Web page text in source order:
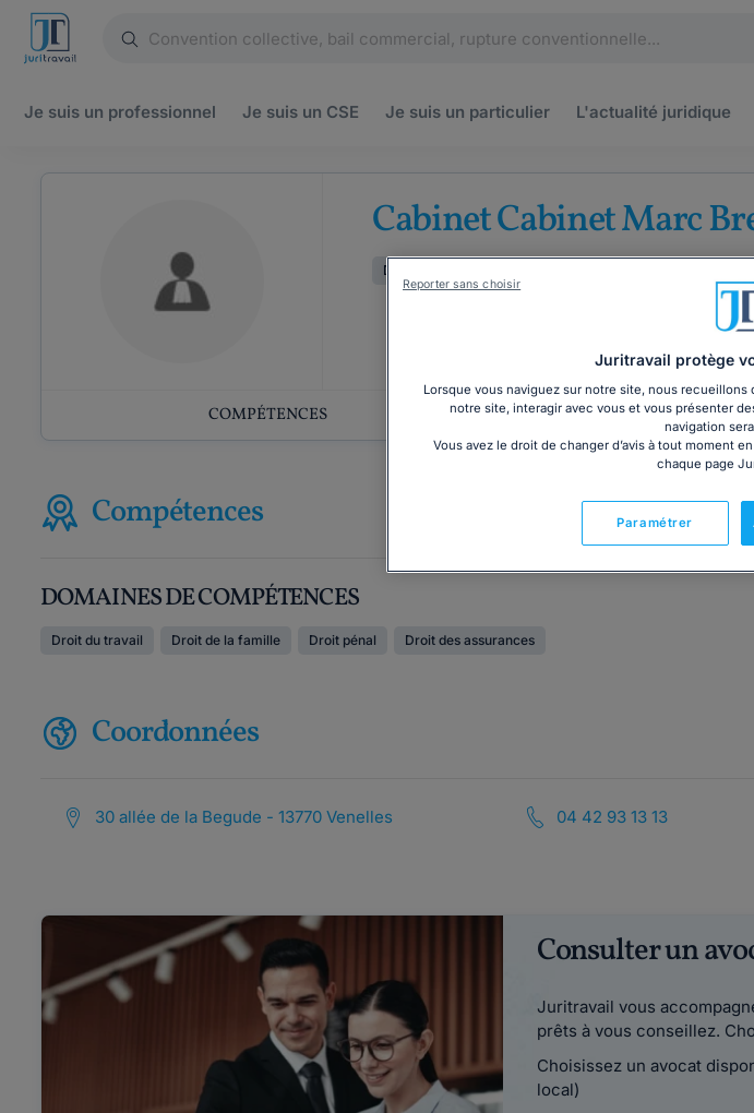
Je suis un professionnel Je suis un CSE Je suis un particulier L'actualité juridique
Cabinet Cabinet Marc
Droit de la famille
COMPÉTENCES
Compétences
DOMAINES DE COMPÉTENCES
Droit du travail Droit de la famille Droit pénal Droit des assurances
Coordonnées
30 allée de la Begude - 13770 Venelles 04 42 93 13 13
Consulter un
Juritravail vous
prêts à vous conseillez.
Choisissez un avocat
local)
Juritravail protège
Lorsque vous naviguez sur notre site, nous
notre site, interagir avec vous et vous présenter
navigation
Vous avez le droit de changer d’avis à tout moment
chaque page
Paramétrer
Reporter sans choisir